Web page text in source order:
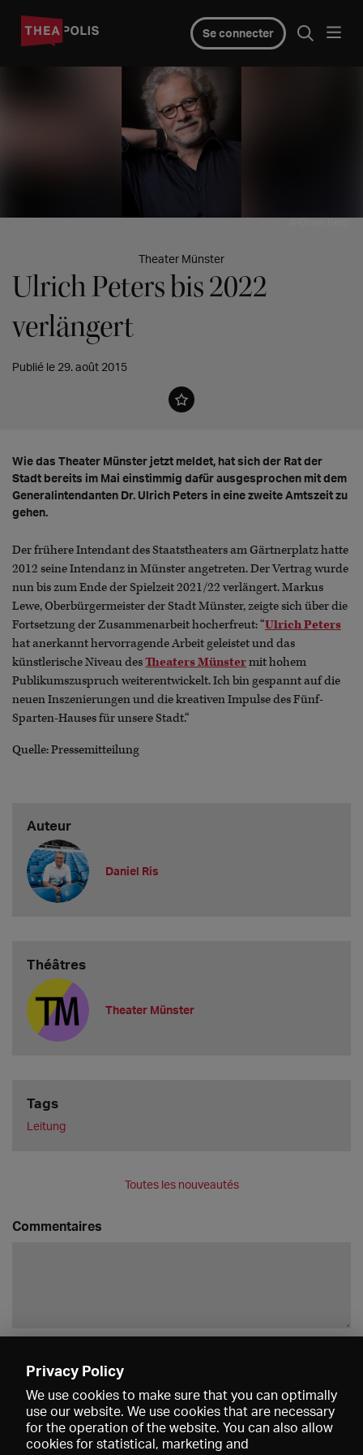
Se connecter
Theater Münster
Ulrich Peters bis 2022
verlängert
Publié le 29. août 2015
Wie das Theater Münster jetzt meldet, hat sich der Rat der
Stadt bereits im Mai einstimmig dafür ausgesprochen mit dem
Generalintendanten Dr. Ulrich Peters in eine zweite Amtszeit zu
gehen.
Der frühere Intendant des Staatstheaters am Gärtnerplatz hatte
2012 seine Intendanz in Münster angetreten. Der Vertrag wurde
nun bis zum Ende der Spielzeit 2021/22 verlängert. Markus
Lewe, Oberbürgermeister der Stadt Münster, zeigte sich über die
Fortsetzung der Zusammenarbeit hocherfreut: “Ulrich Peters
hat anerkannt hervorragende Arbeit geleistet und das
künstlerische Niveau desTheaters Münstermit hohem
Publikumszuspruch weiterentwickelt. Ich bin gespannt auf die
neuen Inszenierungen und die kreativen Impulse des Fünf-
Sparten-Hauses für unsere Stadt.“
Quelle: Pressemitteilung
Auteur
Daniel Ris
Théâtres
Theater Münster
Tags
Leitung
Toutes les nouveautés
Commentaires
Privacy Policy
We use cookies to make sure that you can optimally
use our website. We use cookies that are necessary
for the operation of the website. You can also allow
cookies for statistical, marketing and